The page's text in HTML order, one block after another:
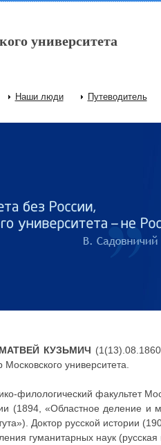
университета
Наши люди Путеводитель
КУЗЬМИЧ
Московского университета.
филологический факультет
(1894, «Областное деление и
Доктор русской истории
гуманитарных наук